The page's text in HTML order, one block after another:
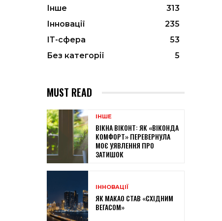
Інше
313
Інновації
235
ІТ-сфера
53
Без категорії
5
MUST READ
ІНШЕ
ВІКНА ВІКОНТ: ЯК «ВІКОНДА
КОМФОРТ» ПЕРЕВЕРНУЛА
МОЄ УЯВЛЕННЯ ПРО
ЗАТИШОК
ІННОВАЦІЇ
ЯК МАКАО СТАВ «СХІДНИМ
ВЕГАСОМ»